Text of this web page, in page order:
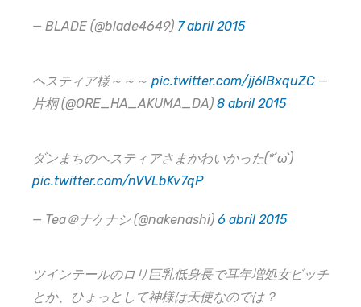
— BLADE (@blade4649) 7 abril 2015
ヘスティア様～～～ pic.twitter.com/jj6lBxquZC —
片桐 (@ORE_HA_AKUMA_DA) 8 abril 2015
ダンまちのヘスティアさまかわいかった(*´ω`)
pic.twitter.com/nVVLbKv7qP
— Tea＠ナケナシ (@nakenashi) 6 abril 2015
ツインテールのロリ巨乳低身長で耳年増処女ビッチ
とか、ひょっとして神様は天使なのでは？